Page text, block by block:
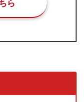
ら